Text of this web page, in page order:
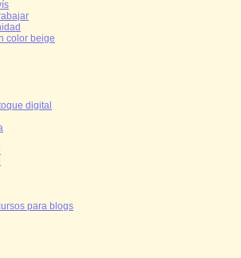
color beige
digital
para blogs